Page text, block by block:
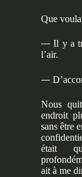
Que
—Il y a
l’air.
—
Nous
endroit
sans être
était
ait à me